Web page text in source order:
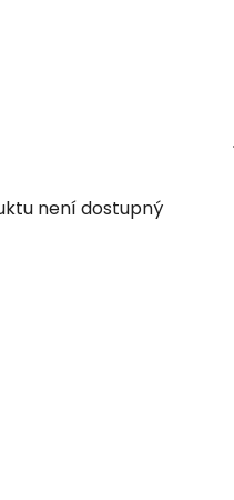
není dostupný